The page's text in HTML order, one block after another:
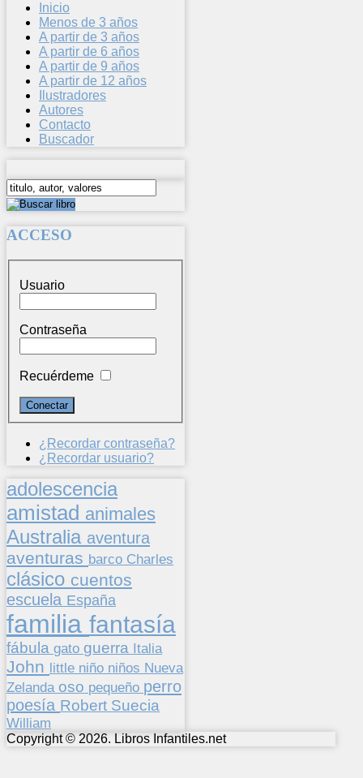
Inicio
Menos de 3 años
A partir de 3 años
A partir de 6 años
A partir de 9 años
A partir de 12 años
Ilustradores
Autores
Contacto
Buscador
ACCESO
Usuario
Contraseña
Recuérdeme
¿Recordar contraseña?
¿Recordar usuario?
adolescencia
amistad animales
Australia aventura
aventuras barco Charles
clásico cuentos
escuela España
familia fantasía
fábula gato guerra Italia
John little niño niños Nueva
Zelanda oso pequeño perro
poesía Robert Suecia
William
Copyright © 2026. Libros Infantiles.net